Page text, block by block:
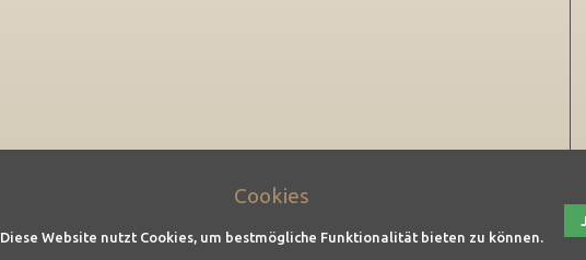
Cookies
Diese Website nutzt Cookies, um bestmögliche Funktionalität bieten zu können.